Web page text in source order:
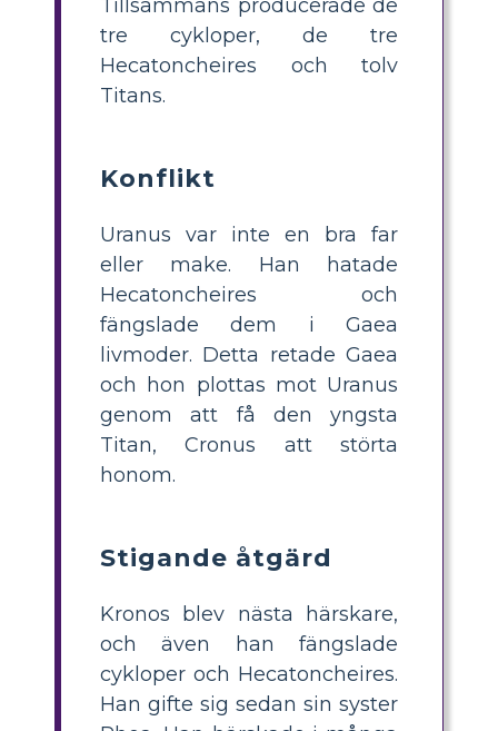
Tillsammans producerade de
tre cykloper, de tre
Hecatoncheires och tolv
Titans.
Konflikt
Uranus var inte en bra far
eller make. Han hatade
Hecatoncheires och
fängslade dem i Gaea
livmoder. Detta retade Gaea
och hon plottas mot Uranus
genom att få den yngsta
Titan, Cronus att störta
honom.
Stigande åtgärd
Kronos blev nästa härskare,
och även han fängslade
cykloper och Hecatoncheires.
Han gifte sig sedan sin syster